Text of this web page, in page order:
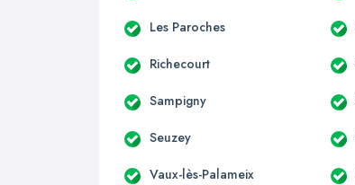
Les Paroches
Richecourt
Sampigny
Seuzey
Vaux-lès-Palameix